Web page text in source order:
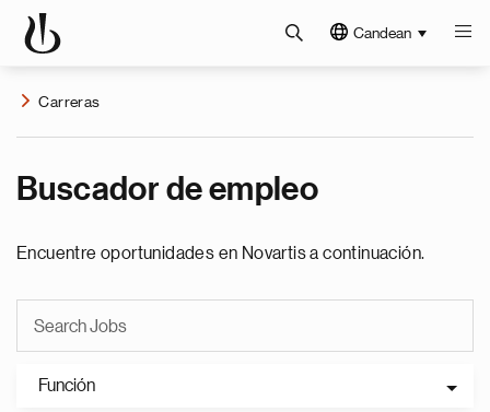
Candean
Carreras
Buscador de empleo
Encuentre oportunidades en Novartis a continuación.
Función